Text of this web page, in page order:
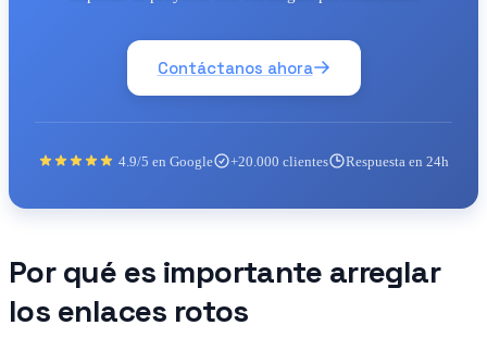
Contáctanos ahora
4.9/5 en Google +20.000 clientes Respuesta en 24h
Por qué es importante arreglar
los enlaces rotos